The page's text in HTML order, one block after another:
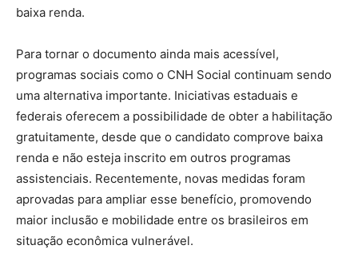
baixa renda.
Para tornar o documento ainda mais acessível,
programas sociais como o CNH Social continuam sendo
uma alternativa importante. Iniciativas estaduais e
federais oferecem a possibilidade de obter a habilitação
gratuitamente, desde que o candidato comprove baixa
renda e não esteja inscrito em outros programas
assistenciais. Recentemente, novas medidas foram
aprovadas para ampliar esse benefício, promovendo
maior inclusão e mobilidade entre os brasileiros em
situação econômica vulnerável.